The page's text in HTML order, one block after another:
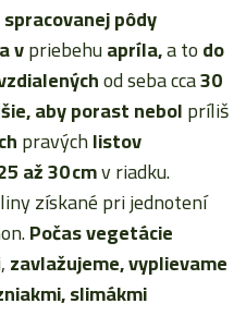
pôdy
a vpriebehuapríla,a todo
od seba cca30
aby porast nebolpríliš
pravýchlistov
až 30 cmv riadku.
získané pri jednotení
Počas vegetácie
zavlažujeme, vyplievame
slimákmi